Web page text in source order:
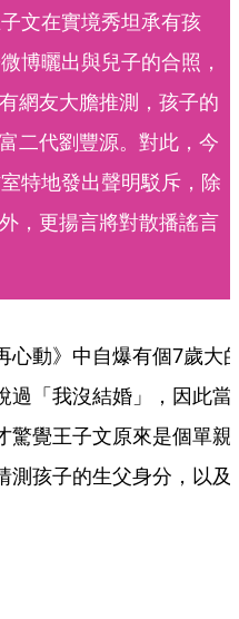
文在實境秀坦承有孩
博曬出與兒子的合照，
網友大膽推測，孩子的
二代劉豐源。對此，今
特地發出聲明駁斥，除
，更揚言將對散播謠言
心動》中自爆有個7歲大
過「我沒結婚」，因此當
驚覺王子文原來是個單親
測孩子的生父身分，以及